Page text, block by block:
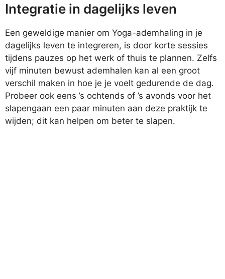
Integratie in dagelijks leven
Een geweldige manier om Yoga-ademhaling in je
dagelijks leven te integreren, is door korte sessies
tijdens pauzes op het werk of thuis te plannen. Zelfs
vijf minuten bewust ademhalen kan al een groot
verschil maken in hoe je je voelt gedurende de dag.
Probeer ook eens ’s ochtends of ’s avonds voor het
slapengaan een paar minuten aan deze praktijk te
wijden; dit kan helpen om beter te slapen.